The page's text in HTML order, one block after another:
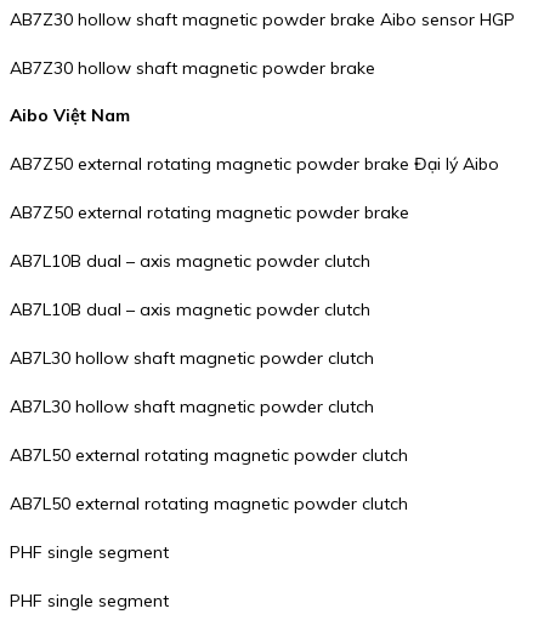
AB7Z30 hollow shaft magnetic powder brake Aibo sensor HGP
AB7Z30 hollow shaft magnetic powder brake
Aibo Việt Nam
AB7Z50 external rotating magnetic powder brake Đại lý Aibo
AB7Z50 external rotating magnetic powder brake
AB7L10B dual – axis magnetic powder clutch
AB7L10B dual – axis magnetic powder clutch
AB7L30 hollow shaft magnetic powder clutch
AB7L30 hollow shaft magnetic powder clutch
AB7L50 external rotating magnetic powder clutch
AB7L50 external rotating magnetic powder clutch
PHF single segment
PHF single segment